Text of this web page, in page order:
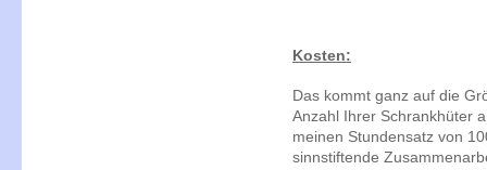
Kosten:
Das kommt ganz auf die
Anzahl Ihrer Schrankhüter
meinen Stundensatz von
sinnstiftende